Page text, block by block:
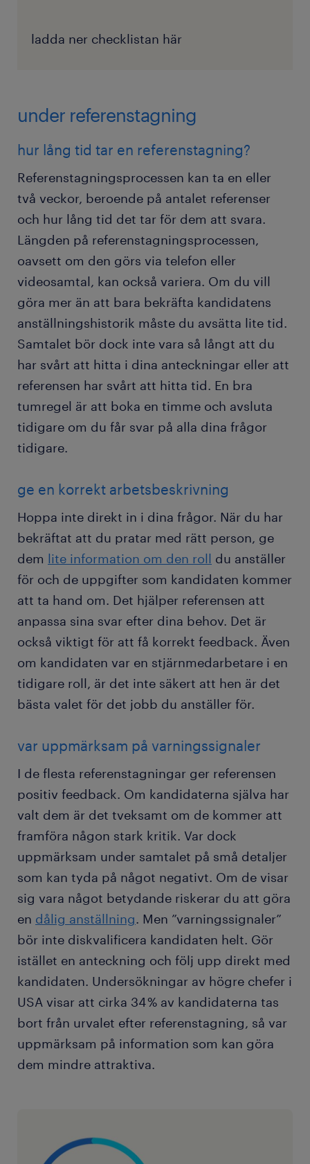
ladda ner checklistan här
under referenstagning
hur lång tid tar en referenstagning?
Referenstagningsprocessen kan ta en eller
två veckor, beroende på antalet referenser
och hur lång tid det tar för dem att svara.
Längden på referenstagningsprocessen,
oavsett om den görs via telefon eller
videosamtal, kan också variera. Om du vill
göra mer än att bara bekräfta kandidatens
anställningshistorik måste du avsätta lite tid.
Samtalet bör dock inte vara så långt att du
har svårt att hitta i dina anteckningar eller att
referensen har svårt att hitta tid. En bra
tumregel är att boka en timme och avsluta
tidigare om du får svar på alla dina frågor
tidigare.
ge en korrekt arbetsbeskrivning
Hoppa inte direkt in i dina frågor. När du har
bekräftat att du pratar med rätt person, ge
dem lite information om den roll du anställer
för och de uppgifter som kandidaten kommer
att ta hand om. Det hjälper referensen att
anpassa sina svar efter dina behov. Det är
också viktigt för att få korrekt feedback. Även
om kandidaten var en stjärnmedarbetare i en
tidigare roll, är det inte säkert att hen är det
bästa valet för det jobb du anställer för.
var uppmärksam på varningssignaler
I de flesta referenstagningar ger referensen
positiv feedback. Om kandidaterna själva har
valt dem är det tveksamt om de kommer att
framföra någon stark kritik. Var dock
uppmärksam under samtalet på små detaljer
som kan tyda på något negativt. Om de visar
sig vara något betydande riskerar du att göra
en dålig anställning. Men ”varningssignaler”
bör inte diskvalificera kandidaten helt. Gör
istället en anteckning och följ upp direkt med
kandidaten. Undersökningar av högre chefer i
USA visar att cirka 34 % av kandidaterna tas
bort från urvalet efter referenstagning, så var
uppmärksam på information som kan göra
dem mindre attraktiva.